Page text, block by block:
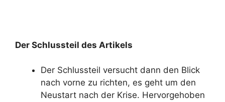
Der Schlussteil des Artikels
Der Schlussteil versucht dann den Blick
nach vorne zu richten, es geht um den
Neustart nach der Krise. Hervorgehoben